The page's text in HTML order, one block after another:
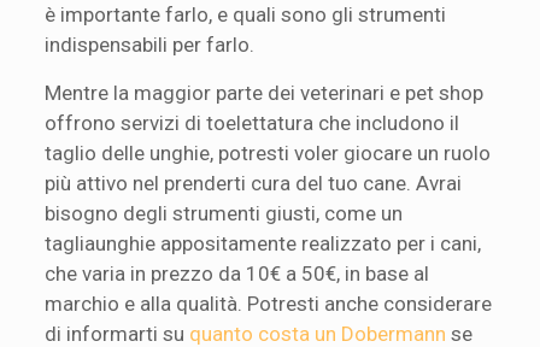
è importante farlo, e quali sono gli strumenti
indispensabili per farlo.
Mentre la maggior parte dei veterinari e pet shop
offrono servizi di toelettatura che includono il
taglio delle unghie, potresti voler giocare un ruolo
più attivo nel prenderti cura del tuo cane. Avrai
bisogno degli strumenti giusti, come un
tagliaunghie appositamente realizzato per i cani,
che varia in prezzo da 10€ a 50€, in base al
marchio e alla qualità. Potresti anche considerare
di informarti su quanto costa un Dobermann se